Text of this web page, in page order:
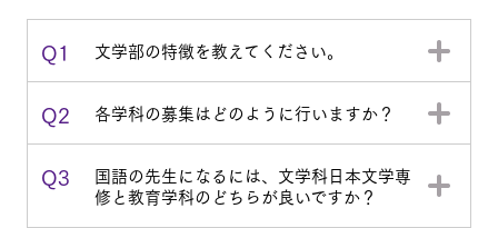
Q1 文学部の特徴を教えてください。
Q2 各学科の募集はどのように行いますか？
Q3 国語の先生になるには、文学科日本文学専
修と教育学科のどちらが良いですか？